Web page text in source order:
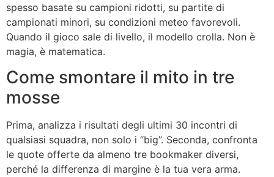
spesso basate su campioni ridotti, su partite di
campionati minori, su condizioni meteo favorevoli.
Quando il gioco sale di livello, il modello crolla. Non è
magia, è matematica.
Come smontare il mito in tre
mosse
Prima, analizza i risultati degli ultimi 30 incontri di
qualsiasi squadra, non solo i “big”. Seconda, confronta
le quote offerte da almeno tre bookmaker diversi,
perché la differenza di margine è la tua vera arma.